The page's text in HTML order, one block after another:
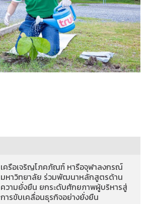
เครือเจริญโภคภัณฑ์ หารือจุฬาลงกรณ์
มหาวิทยาลัย ร่วมพัฒนาหลักสูตรด้าน
ความยั่งยืน ยกระดับศักยภาพผู้บริหารสู่
การขับเคลื่อนธุรกิจอย่างยั่งยืน